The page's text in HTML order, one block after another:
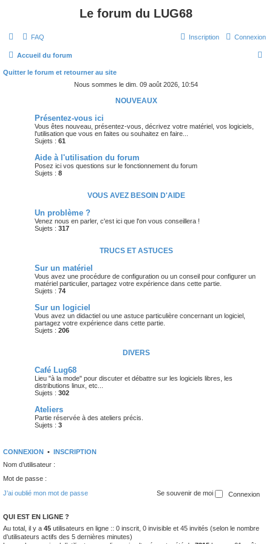
Le forum du LUG68
FAQ Connexion
Inscription
Accueil du forum
Quitter le forum et retourner au site
Nous sommes le dim. 09 août 2026, 10:54
NOUVEAUX
Présentez-vous ici
Vous êtes nouveau, présentez-vous, décrivez votre matériel, vos logiciels,
l'utilisation que vous en faites ou souhaitez en faire...
Sujets : 61
Aide à l'utilisation du forum
Posez ici vos questions sur le fonctionnement du forum
Sujets : 8
VOUS AVEZ BESOIN D'AIDE
Un problème ?
Venez nous en parler, c'est ici que l'on vous conseillera !
Sujets : 317
TRUCS ET ASTUCES
Sur un matériel
Vous avez une procédure de configuration ou un conseil pour configurer un
matériel particulier, partagez votre expérience dans cette partie.
Sujets : 74
Sur un logiciel
Vous avez un didactiel ou une astuce particulière concernant un logiciel,
partagez votre expérience dans cette partie.
Sujets : 206
DIVERS
Café Lug68
Lieu "à la mode" pour discuter et débattre sur les logiciels libres, les
distributions linux, etc...
Sujets : 302
Ateliers
Partie réservée à des ateliers précis.
Sujets : 3
CONNEXION • INSCRIPTION
Nom d’utilisateur :
Mot de passe :
J’ai oublié mon mot de passe
Se souvenir de moi
QUI EST EN LIGNE ?
Au total, il y a 45 utilisateurs en ligne :: 0 inscrit, 0 invisible et 45 invités (selon le nombre
d’utilisateurs actifs des 5 dernières minutes)